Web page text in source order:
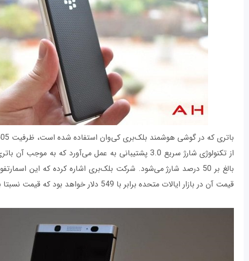
بالغ بر 50 درصد شارژ می‌شود. شرکت بلک‌بری اشاره کرده که این
قیمت آن در بازار ایالات متحده برابر با 549 دلار خواهد بود که قیمت نسبتا بالایی به نظر می‌رسد!